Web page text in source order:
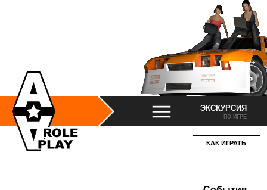
ЭКСКУРСИЯ
ПО ИГРЕ
КАК ИГРАТЬ